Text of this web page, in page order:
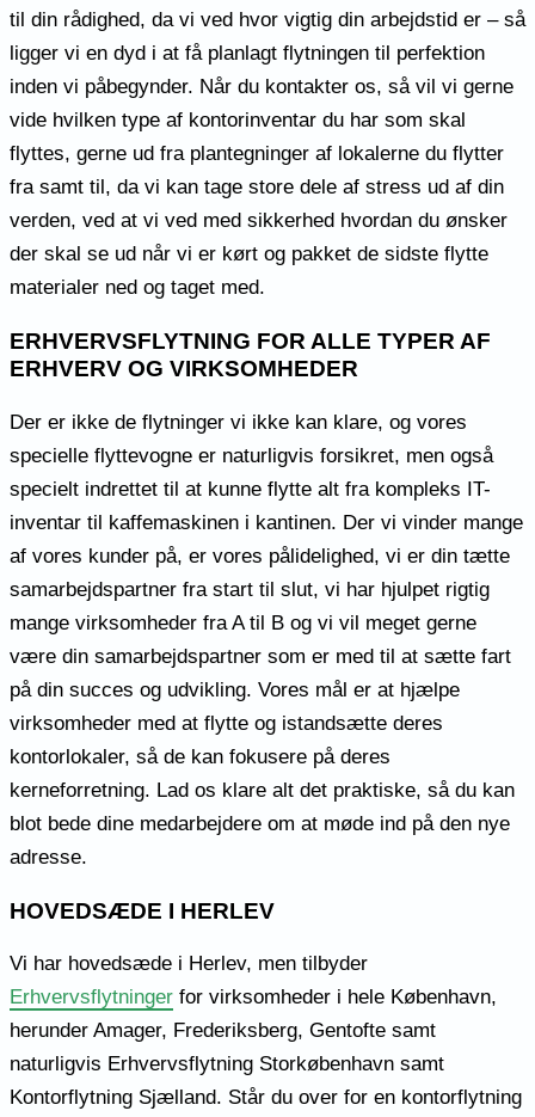
til din rådighed, da vi ved hvor vigtig din arbejdstid er – så
ligger vi en dyd i at få planlagt flytningen til perfektion
inden vi påbegynder. Når du kontakter os, så vil vi gerne
vide hvilken type af kontorinventar du har som skal
flyttes, gerne ud fra plantegninger af lokalerne du flytter
fra samt til, da vi kan tage store dele af stress ud af din
verden, ved at vi ved med sikkerhed hvordan du ønsker
der skal se ud når vi er kørt og pakket de sidste flytte
materialer ned og taget med.
ERHVERVSFLYTNING FOR ALLE TYPER AF
ERHVERV OG VIRKSOMHEDER
Der er ikke de flytninger vi ikke kan klare, og vores
specielle flyttevogne er naturligvis forsikret, men også
specielt indrettet til at kunne flytte alt fra kompleks IT-
inventar til kaffemaskinen i kantinen. Der vi vinder mange
af vores kunder på, er vores pålidelighed, vi er din tætte
samarbejdspartner fra start til slut, vi har hjulpet rigtig
mange virksomheder fra A til B og vi vil meget gerne
være din samarbejdspartner som er med til at sætte fart
på din succes og udvikling. Vores mål er at hjælpe
virksomheder med at flytte og istandsætte deres
kontorlokaler, så de kan fokusere på deres
kerneforretning. Lad os klare alt det praktiske, så du kan
blot bede dine medarbejdere om at møde ind på den nye
adresse.
HOVEDSÆDE I HERLEV
Vi har hovedsæde i Herlev, men tilbyder
Erhvervsflytninger for virksomheder i hele København,
herunder Amager, Frederiksberg, Gentofte samt
naturligvis Erhvervsflytning Storkøbenhavn samt
Kontorflytning Sjælland. Står du over for en kontorflytning